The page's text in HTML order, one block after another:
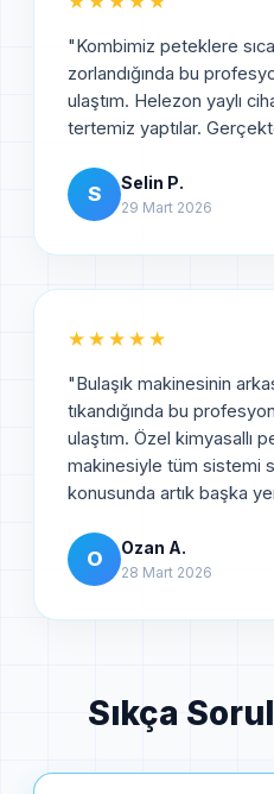
"Kombimiz peteklere
zorlandığında bu
ulaştım. Helezon yaylı
tertemiz yaptılar.
S Selin P.
29 Mart 2026
★★★★★
"Bulaşık makinesinin
tıkandığında bu
ulaştım. Özel kimyasallı
makinesiyle tüm sistemi
konusunda artık başka
O Ozan A.
28 Mart 2026
Sıkça